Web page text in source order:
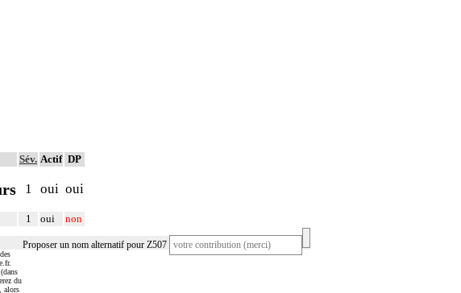
Sév. Actif DP
1 oui oui
1 oui non
Proposer un nom alternatif pour Z507
du
alors